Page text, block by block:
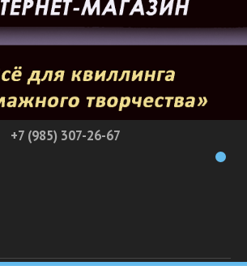
+7 (985) 307-26-67